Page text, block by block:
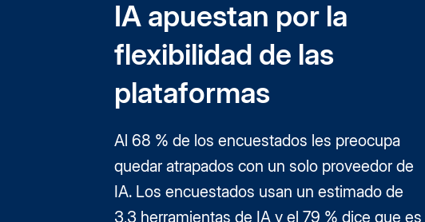
IA apuestan por la
flexibilidad de las
plataformas
Al 68 % de los encuestados les preocupa
quedar atrapados con un solo proveedor de
IA. Los encuestados usan un estimado de
3,3 herramientas de IA y el 79 % dice que es